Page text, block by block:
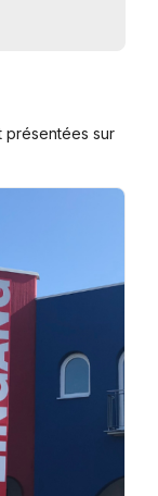
présentées sur